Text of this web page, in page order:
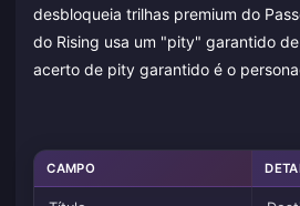
desbloqueia trilhas premium do
do Rising usa um "pity" garantido
acerto de pity garantido é o
CAMPO